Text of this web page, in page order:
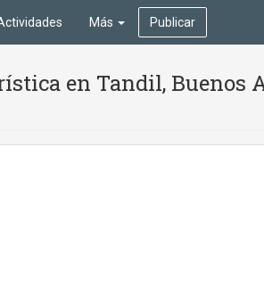
Más Publicar
en Tandil, Buenos